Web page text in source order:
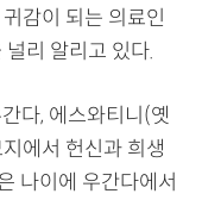
감이 되는 의료인
널리 알리고 있다.
다, 에스와티니(옛
에서 헌신과 희생
나이에 우간다에서